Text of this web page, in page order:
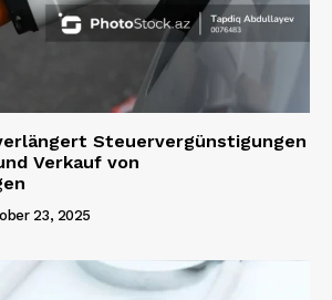
Steuervergünstigungen
Verkauf von
23, 2025